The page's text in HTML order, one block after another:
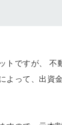
トですが、 不
って、出資